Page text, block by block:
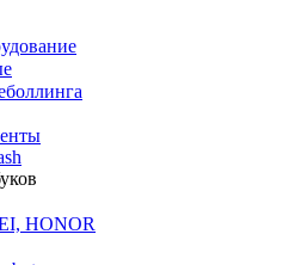
HONOR